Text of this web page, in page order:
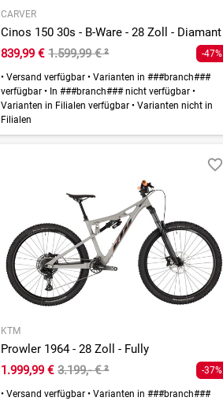
CARVER
Cinos 150 30s - B-Ware - 28 Zoll - Diamant
839,99 € 1.599,99 €² -47%
• Versand verfügbar• Varianten in ###branch###
verfügbar• In ###branch### nicht verfügbar•
Varianten in Filialen verfügbar• Varianten nicht in
Filialen
KTM
Prowler 1964 - 28 Zoll - Fully
1.999,99 € 3.199,- €² -37%
• Versand verfügbar• Varianten in ###branch###